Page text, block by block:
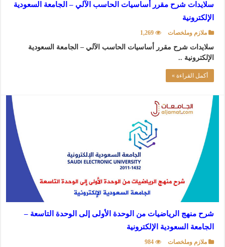
سلايدات شرح مقرر أساسيات الحاسب الآلي – الجامعة السعودية
الإلكترونية
ملازم وملخصات 1,269
سلايدات شرح مقرر أساسيات الحاسب الآلي – الجامعة السعودية
الإلكترونية ..
أكمل القراءة »
شرح منهج الرياضيات من الوحدة الأولى إلى الوحدة التاسعة –
الجامعة السعودية الإلكترونية
ملازم وملخصات 984